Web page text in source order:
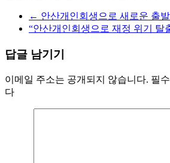
← 안산개인회생으로 새로운 출발
“안산개인회생으로 재정 위기 탈
답글 남기기
이메일 주소는 공개되지 않습니다. 필
다